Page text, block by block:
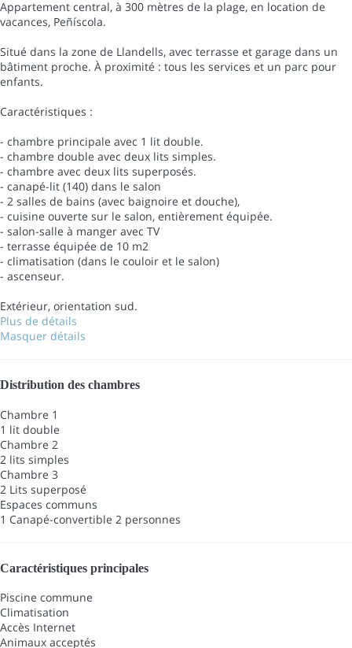
Appartement central, à 300 mètres de la plage, en location de
vacances, Peñíscola.
Situé dans la zone de Llandells, avec terrasse et garage dans un
bâtiment proche. À proximité : tous les services et un parc pour
enfants.
Caractéristiques :
- chambre principale avec 1 lit double.
- chambre double avec deux lits simples.
- chambre avec deux lits superposés.
- canapé-lit (140) dans le salon
- 2 salles de bains (avec baignoire et douche),
- cuisine ouverte sur le salon, entièrement équipée.
- salon-salle à manger avec TV
- terrasse équipée de 10 m2
- climatisation (dans le couloir et le salon)
- ascenseur.
Extérieur, orientation sud.
Plus de détails
Masquer détails
Distribution des chambres
Chambre 1
1 lit double
Chambre 2
2 lits simples
Chambre 3
2 Lits superposé
Espaces communs
1 Canapé-convertible 2 personnes
Caractéristiques principales
Piscine commune
Climatisation
Accès Internet
Animaux acceptés